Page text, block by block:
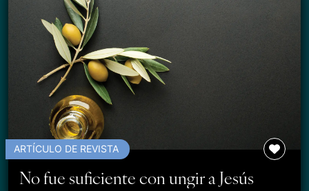
ARTÍCULO DE REVISTA
No fue suficiente con ungir a Jesús